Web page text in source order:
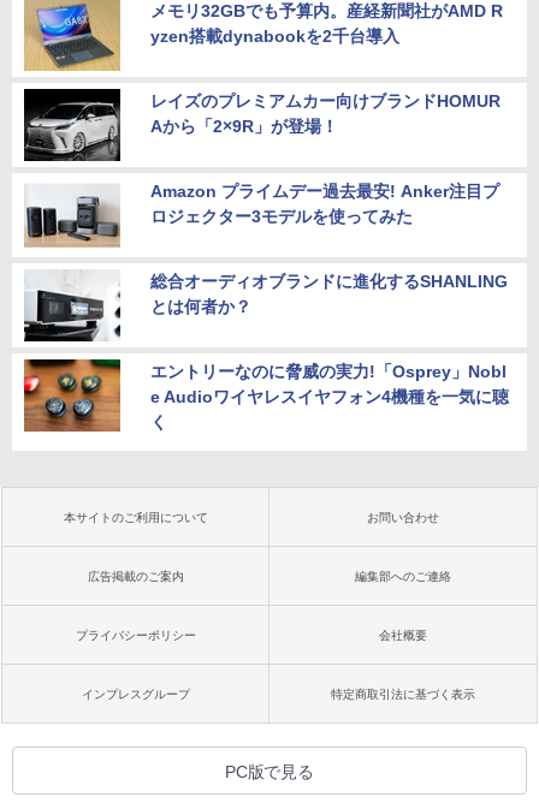
メモリ32GBでも予算内。産経新聞社がAMD R
yzen搭載dynabookを2千台導入
レイズのプレミアムカー向けブランドHOMUR
Aから「2×9R」が登場！
Amazon プライムデー過去最安! Anker注目プ
ロジェクター3モデルを使ってみた
総合オーディオブランドに進化するSHANLING
とは何者か？
エントリーなのに脅威の実力!「Osprey」Nobl
e Audioワイヤレスイヤフォン4機種を一気に聴
く
本サイトのご利用について お問い合わせ
広告掲載のご案内 編集部へのご連絡
プライバシーポリシー 会社概要
インプレスグループ 特定商取引法に基づく表示
PC版で見る